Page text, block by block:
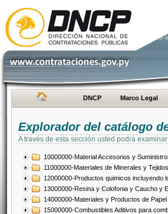
DNCP Marco Legal
Explorador del catálogo
A través de esta sección usted podrá
10000000-Material Accesorios y
11000000-Materiales de Minerales y
12000000-Productos quimicos incluyendo
13000000-Resina y Colofonia y Caucho y
14000000-Materiales y Productos de Papel
15000000-Combustibles Aditivos para